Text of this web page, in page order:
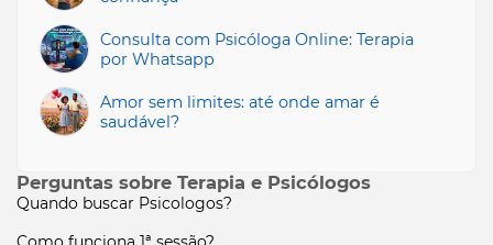
Consulta com Psicóloga Online: Terapia
por Whatsapp
Amor sem limites: até onde amar é
saudável?
Perguntas sobre Terapia e Psicólogos
Quando buscar Psicologos?